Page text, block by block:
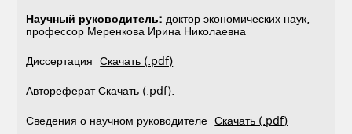
Научный руководитель: доктор экономических наук,
профессор Меренкова Ирина Николаевна
ДиссертацияСкачать (.pdf)
АвторефератСкачать (.pdf).
Сведения о научном руководителеСкачать (.pdf)